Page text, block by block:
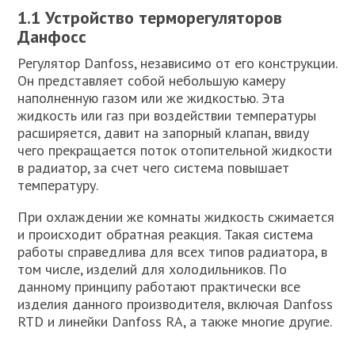
1.1 Устройство терморегуляторов
Данфосс
Регулятор Danfoss, независимо от его конструкции.
Он представляет собой небольшую камеру
наполненную газом или же жидкостью. Эта
жидкость или газ при воздействии температуры
расширяется, давит на запорный клапан, ввиду
чего прекращается поток отопительной жидкости
в радиатор, за счет чего система повышает
температуру.
При охлаждении же комнаты жидкость сжимается
и происходит обратная реакция. Такая система
работы справедлива для всех типов радиатора, в
том числе, изделий для холодильников. По
данному принципу работают практически все
изделия данного производителя, включая Danfoss
RTD и линейки Danfoss RA, а также многие другие.